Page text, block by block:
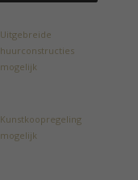
Uitgebreide
huurconstructies
mogelijk
Kunstkoopregeling
mogelijk